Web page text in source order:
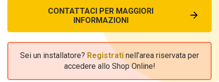
CONTATTACI PER MAGGIORI
INFORMAZIONI
Sei un installatore? Registrati nell’area riservata per
accedere allo Shop Online!